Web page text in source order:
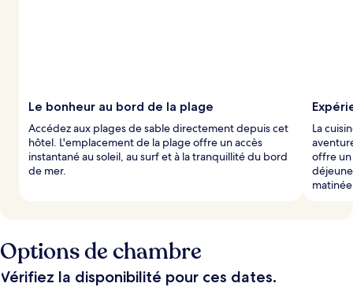
Le bonheur au bord de la plage
Accédez aux plages de sable directement depuis cet
hôtel. L'emplacement de la plage offre un accès
instantané au soleil, au surf et à la tranquillité du bord
de mer.
La
offre un
Options de chambre
Vérifiez la disponibilité pour ces dates.